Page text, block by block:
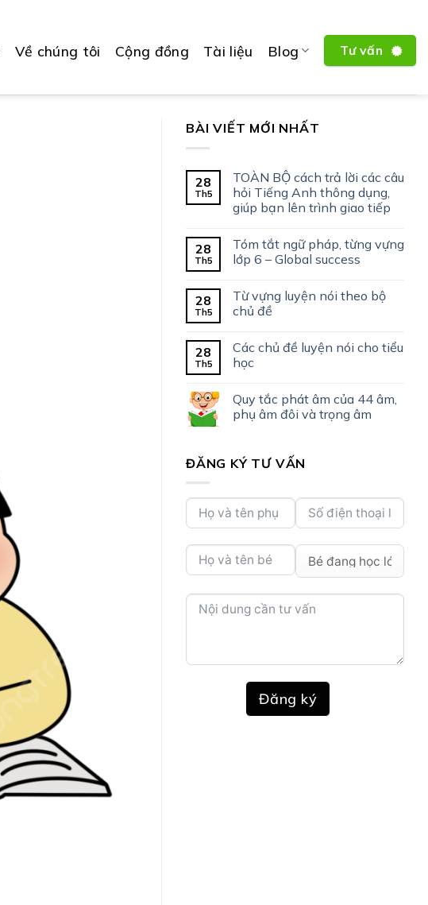
Về chúng tôi Cộng đồng Tài liệu Blog Tư vấn
BÀI VIẾT MỚI NHẤT
28
Th5
TOÀN BỘ cách trả lời các câu
hỏi Tiếng Anh thông dụng,
giúp bạn lên trình giao tiếp
28
Th5
Tóm tắt ngữ pháp, từng vựng
lớp 6 – Global success
28
Th5
Từ vựng luyện nói theo bộ
chủ đề
28
Th5
Các chủ đề luyện nói cho tiểu
học
Quy tắc phát âm của 44 âm,
phụ âm đôi và trọng âm
ĐĂNG KÝ TƯ VẤN
Đăng ký